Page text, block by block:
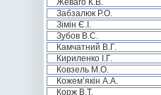
Жеваго К.В.
Забзалюк Р.О.
Зімін Є.І.
Зубов В.С.
Камчатний В.Г.
Кириленко І.Г.
Ковзель М.О.
Кожем’якін А.А.
Корж В.Т.